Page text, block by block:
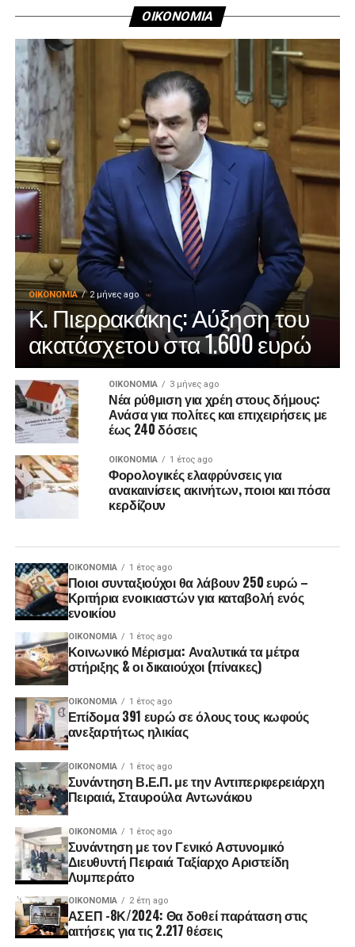
ΟΙΚΟΝΟΜΙΑ
ΟΙΚΟΝΟΜΊΑ 2 μήνες ago
Κ. Πιερρακάκης: Αύξηση του
ακατάσχετου στα 1.600 ευρώ
ΟΙΚΟΝΟΜΊΑ 3 μήνες ago
Νέα ρύθμιση για χρέη στους δήμους:
Ανάσα για πολίτες και επιχειρήσεις με
έως 240 δόσεις
ΟΙΚΟΝΟΜΊΑ 1 έτος ago
Φορολογικές ελαφρύνσεις για
ανακαινίσεις ακινήτων, ποιοι και πόσα
κερδίζουν
ΟΙΚΟΝΟΜΊΑ 1 έτος ago
Ποιοι συνταξιούχοι θα λάβουν 250 ευρώ –
Κριτήρια ενοικιαστών για καταβολή ενός
ενοικίου
ΟΙΚΟΝΟΜΊΑ 1 έτος ago
Κοινωνικό Μέρισμα: Αναλυτικά τα μέτρα
στήριξης & οι δικαιούχοι (πίνακες)
ΟΙΚΟΝΟΜΊΑ 1 έτος ago
Επίδομα 391 ευρώ σε όλους τους κωφούς
ανεξαρτήτως ηλικίας
ΟΙΚΟΝΟΜΊΑ 1 έτος ago
Συνάντηση Β.Ε.Π. με την Αντιπεριφερειάρχη
Πειραιά, Σταυρούλα Αντωνάκου
ΟΙΚΟΝΟΜΊΑ 1 έτος ago
Συνάντηση με τον Γενικό Αστυνομικό
Διευθυντή Πειραιά Ταξίαρχο Αριστείδη
Λυμπεράτο
ΟΙΚΟΝΟΜΊΑ 2 έτη ago
ΑΣΕΠ -8Κ/2024: Θα δοθεί παράταση στις
αιτήσεις για τις 2.217 θέσεις